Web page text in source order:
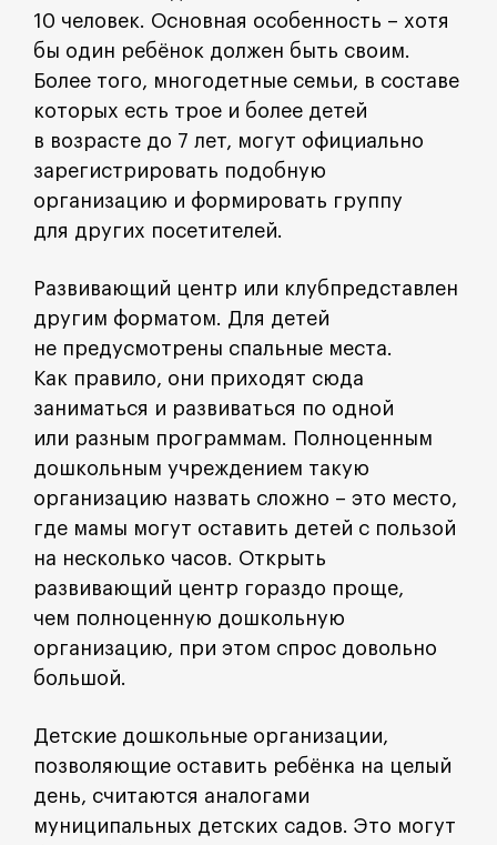
10 человек. Основная особенность – хотя
бы один ребёнок должен быть своим.
Более того, многодетные семьи, в составе
которых есть трое и более детей
в возрасте до 7 лет, могут официально
зарегистрировать подобную
организацию и формировать группу
для других посетителей.
Развивающий центр или клубпредставлен
другим форматом. Для детей
не предусмотрены спальные места.
Как правило, они приходят сюда
заниматься и развиваться по одной
или разным программам. Полноценным
дошкольным учреждением такую
организацию назвать сложно – это место,
где мамы могут оставить детей с пользой
на несколько часов. Открыть
развивающий центр гораздо проще,
чем полноценную дошкольную
организацию, при этом спрос довольно
большой.
Детские дошкольные организации,
позволяющие оставить ребёнка на целый
день, считаются аналогами
муниципальных детских садов. Это могут